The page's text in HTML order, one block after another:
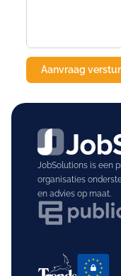
JobSolutions is een
organisaties
en advies op maat.